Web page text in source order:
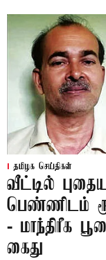
தமிழக செய்திகள்
வீட்டில்
பெண்ணிடம்
- மாந்திரீக
கைது